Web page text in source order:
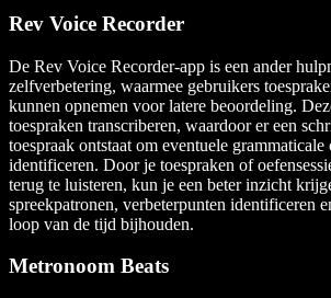
Rev Voice Recorder
De Rev Voice Recorder-app is een ander
zelfverbetering, waarmee gebruikers
kunnen opnemen voor latere beoordeling.
toespraken transcriberen, waardoor er een
toespraak ontstaat om eventuele
identificeren. Door je toespraken of
terug te luisteren, kun je een beter inzicht
spreekpatronen, verbeterpunten identificeren
loop van de tijd bijhouden.
Metronoom Beats